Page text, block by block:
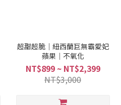
超甜超脆｜紐西蘭巨無霸愛妃
蘋果｜不氧化
NT$899 ~ NT$2,399
NT$3,000